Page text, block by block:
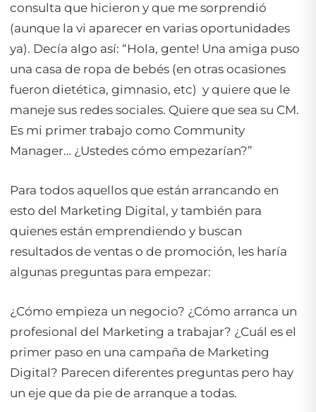
consulta que hicieron y que me sorprendió
(aunque la vi aparecer en varias oportunidades
ya). Decía algo así: “Hola, gente! Una amiga puso
una casa de ropa de bebés (en otras ocasiones
fueron dietética, gimnasio, etc) y quiere que le
maneje sus redes sociales. Quiere que sea su CM.
Es mi primer trabajo como Community
Manager… ¿Ustedes cómo empezarían?”
Para todos aquellos que están arrancando en
esto del Marketing Digital, y también para
quienes están emprendiendo y buscan
resultados de ventas o de promoción, les haría
algunas preguntas para empezar:
¿Cómo empieza un negocio? ¿Cómo arranca un
profesional del Marketing a trabajar? ¿Cuál es el
primer paso en una campaña de Marketing
Digital? Parecen diferentes preguntas pero hay
un eje que da pie de arranque a todas.